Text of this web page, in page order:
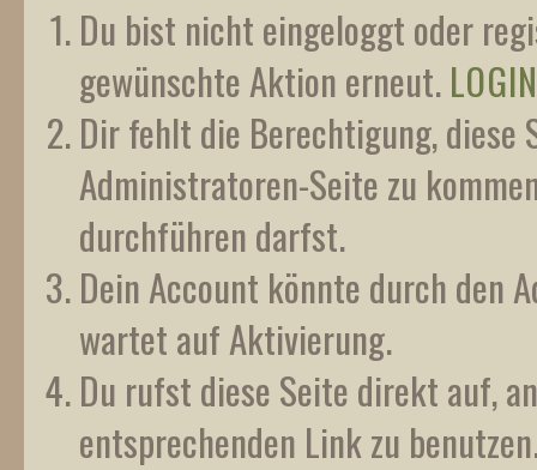
Du bist nicht eingeloggt oder
gewünschte Aktion erneut.
Dir fehlt die Berechtigung, diese
Administratoren-Seite zu
durchführen darfst.
Dein Account könnte durch den
wartet auf Aktivierung.
Du rufst diese Seite direkt auf,
entsprechenden Link zu